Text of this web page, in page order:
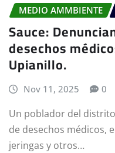
MEDIO AMMBIENTE
Sauce:
desechos
Upianillo.
Nov 11, 2025 0
Un poblador del
de desechos médicos,
jeringas y otros…